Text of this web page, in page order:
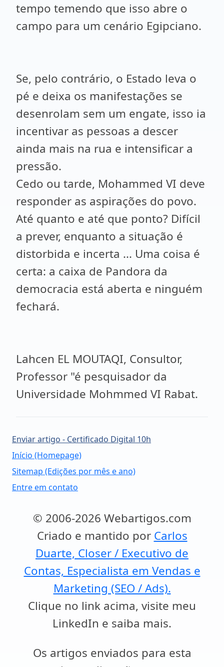
tempo temendo que isso abre o
campo para um cenário Egipciano.
Se, pelo contrário, o Estado leva o
pé e deixa os manifestações se
desenrolam sem um engate, isso ia
incentivar as pessoas a descer
ainda mais na rua e intensificar a
pressão.
Cedo ou tarde, Mohammed VI deve
responder as aspirações do povo.
Até quanto e até que ponto? Difícil
a prever, enquanto a situação é
distorbida e incerta ... Uma coisa é
certa: a caixa de Pandora da
democracia está aberta e ninguém
fechará.
Lahcen EL MOUTAQI, Consultor,
Professor "é pesquisador da
Universidade Mohmmed VI Rabat.
Enviar artigo - Certificado Digital 10h
Início (Homepage)
Sitemap (Edições por mês e ano)
Entre em contato
© 2006-2026 Webartigos.com
Criado e mantido por Carlos
Duarte, Closer / Executivo de
Contas, Especialista em Vendas e
Marketing (SEO / Ads).
Clique no link acima, visite meu
LinkedIn e saiba mais.
Os artigos enviados para esta